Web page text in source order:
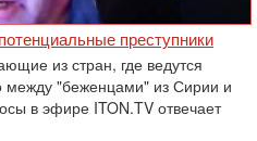
преступники
из стран, где ведутся
между "беженцами" из Сирии и
в эфире ITON.TV отвечает